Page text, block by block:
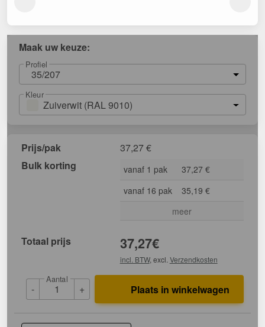
Maak uw keuze:
Profiel
35/207
Kleur
Zuiverwit (RAL 9010)
Prijs/pak 37,27€
Bulk korting
vanaf 1 pak
37,27 €
vanaf 16 pak
35,19 €
meer
Totaal prijs 37,27€
incl. BTW, excl. Verzendkosten
-
Aantal
+ Plaats in winkelwagen